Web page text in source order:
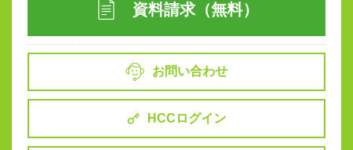
資料請求（無料）
お問い合わせ
HCCログイン